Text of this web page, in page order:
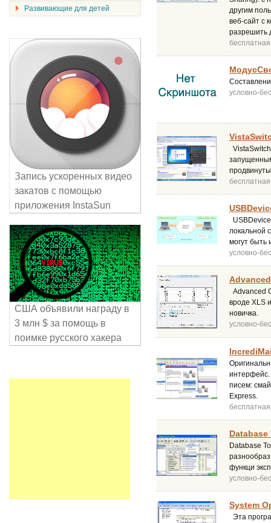
другим
веб-сайт с
разрешить
бесплатная
условно-
бесплатная
локальной
могут быть
условно-
Advanced
вроде XLS
новичка.
условно-
писем:
Express.
Database
Database
функци
условно-
System
Эта
Развивающие для детей
Запись ускоренных видео
закатов с помощью
приложения InstaSun
США объявили награду в
3 млн $ за помощь в
поимке русского хакера